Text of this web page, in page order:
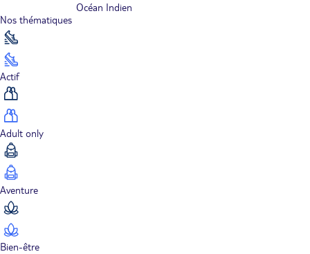
Océan Indien
Nos thématiques
Actif
Adult only
Aventure
Bien-être